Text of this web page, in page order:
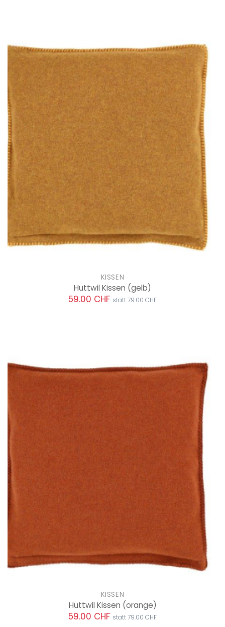
KISSEN
Huttwil Kissen (gelb)
59.00 CHF statt 79.00 CHF
KISSEN
Huttwil Kissen (orange)
59.00 CHF statt 79.00 CHF